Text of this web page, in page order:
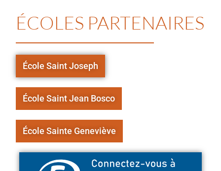
ÉCOLES PARTENAIRES
École Saint Joseph
École Saint Jean Bosco
École Sainte Geneviève